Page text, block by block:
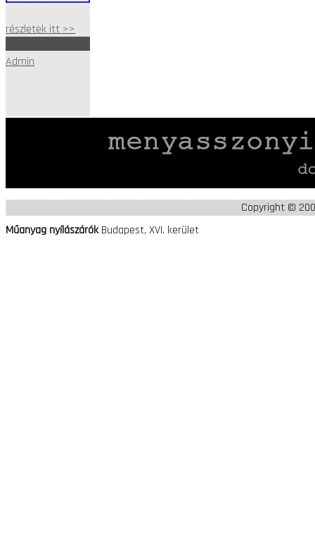
részletek itt >>
Admin
Copyright ©
Műanyag nyílászárókBudapest, XVI. kerület